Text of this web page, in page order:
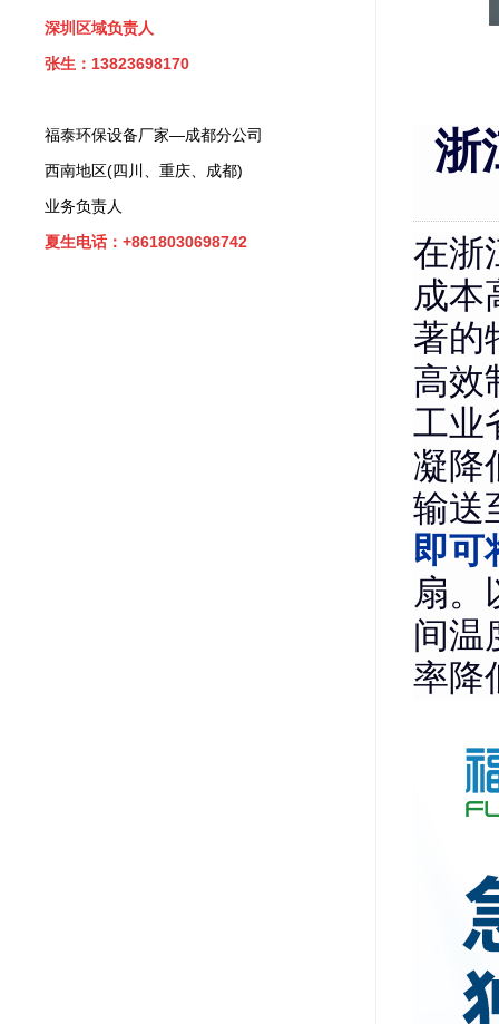
浙
在浙
成本
著的
高效
工业
凝降
输送
即可
扇。
间温
率降
深圳区域负责人
张生：13823698170
福泰环保设备厂家—成都分公司
西南地区(四川、重庆、成都)
业务负责人
夏生电话：+8618030698742